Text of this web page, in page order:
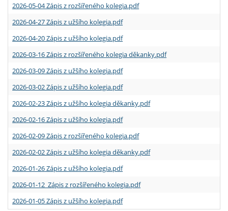
2026-05-04 Zápis z rozšířeného kolegia.pdf
2026-04-27 Zápis z užšího kolegia.pdf
2026-04-20 Zápis z užšího kolegia.pdf
2026-03-16 Zápis z rozšířeného kolegia děkanky.pdf
2026-03-09 Zápis z užšího kolegia.pdf
2026-03-02 Zápis z užšího kolegia.pdf
2026-02-23 Zápis z užšího kolegia děkanky.pdf
2026-02-16 Zápis z užšího kolegia.pdf
2026-02-09 Zápis z rozšířeného kolegia.pdf
2026-02-02 Zápis z užšího kolegia děkanky.pdf
2026-01-26 Zápis z užšího kolegia.pdf
2026-01-12 Zápis z rozšířeného kolegia.pdf
2026-01-05 Zápis z užšího kolegia.pdf